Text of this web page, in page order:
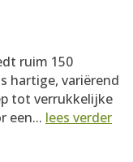
ruim 150
hartige, variërend
tot verrukkelijke
een... lees verder